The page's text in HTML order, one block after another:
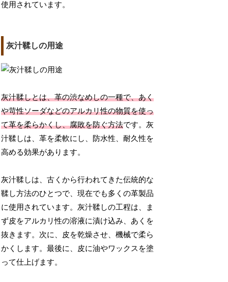
使用されています。
灰汁鞣しの用途
灰汁鞣しとは、革の渋なめしの一種で、あく
や苛性ソーダなどのアルカリ性の物質を使っ
て革を柔らかくし、腐敗を防ぐ方法です。灰
汁鞣しは、革を柔軟にし、防水性、耐久性を
高める効果があります。
灰汁鞣しは、古くから行われてきた伝統的な
鞣し方法のひとつで、現在でも多くの革製品
に使用されています。灰汁鞣しの工程は、ま
ず皮をアルカリ性の溶液に漬け込み、あくを
抜きます。次に、皮を乾燥させ、機械で柔ら
かくします。最後に、皮に油やワックスを塗
って仕上げます。